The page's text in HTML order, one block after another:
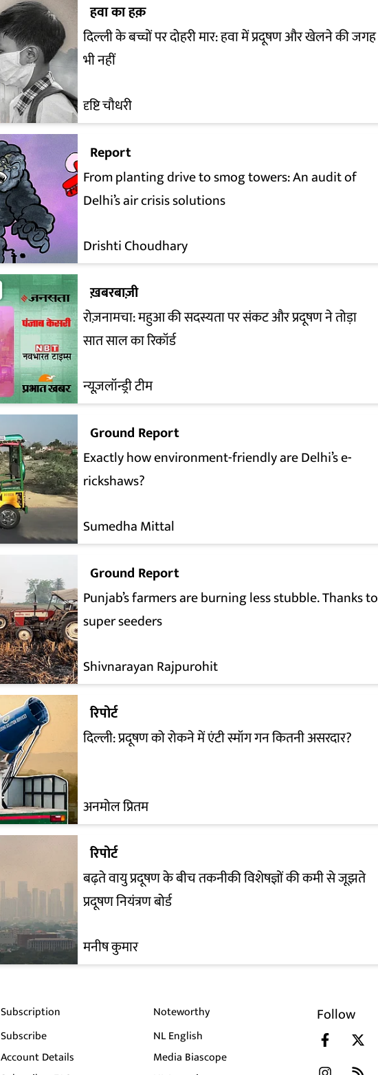
हवा का हक़
दिल्ली के बच्चों पर दोहरी मार: हवा में प्रदूषण और खेलने की जगह
भी नहीं
दृष्टि चौधरी
Report
From planting drive to smog towers: An audit of
Delhi’s air crisis solutions
Drishti Choudhary
ख़बरबाज़ी
रोज़नामचा: महुआ की सदस्यता पर संकट और प्रदूषण ने तोड़ा
सात साल का रिकॉर्ड
न्यूज़लॉन्ड्री टीम
Ground Report
Exactly how environment-friendly are Delhi’s e-
rickshaws?
Sumedha Mittal
Ground Report
Punjab’s farmers are burning less stubble. Thanks to
super seeders
Shivnarayan Rajpurohit
रिपोर्ट
दिल्ली: प्रदूषण को रोकने में एंटी स्मॉग गन कितनी असरदार?
अनमोल प्रितम
रिपोर्ट
बढ़ते वायु प्रदूषण के बीच तकनीकी विशेषज्ञों की कमी से जूझते
प्रदूषण नियंत्रण बोर्ड
मनीष कुमार
Subscription
Subscribe
Account Details
Noteworthy
NL English
Media Biascope
Follow